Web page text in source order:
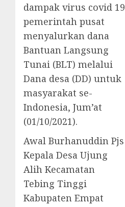
dampak virus covid 19
pemerintah pusat
menyalurkan dana
Bantuan Langsung
Tunai (BLT) melalui
Dana desa (DD) untuk
masyarakat se-
Indonesia, Jum’at
(01/10/2021).
Awal Burhanuddin Pjs
Kepala Desa Ujung
Alih Kecamatan
Tebing Tinggi
Kabupaten Empat